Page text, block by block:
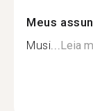
Meus
Musi... Leia